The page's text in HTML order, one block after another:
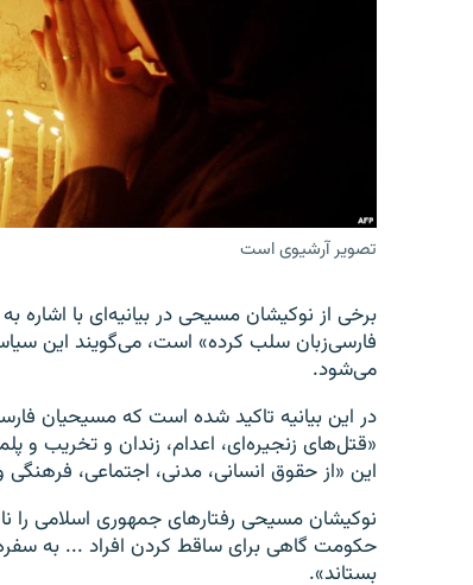
تصویر آرشیوی است
برخی از نوکیشان مسیحی در بیانیه‌ای با اشاره
فارسی‌زبان سلب کرده» است، می‌گویند این
می‌شود.
در این بیانیه تاکید شده است که مسیحیان
«قتل‌های زنجیره‌ای، اعدام، زندان و تخریب و
این «از حقوق انسانی، مدنی، اجتماعی،
نوکیشان مسیحی رفتارهای جمهوری اسلامی را
حکومت گاهی برای ساقط کردن افراد ... به
بستاند».